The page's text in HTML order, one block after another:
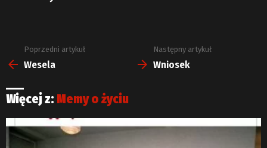
Zobacz
więcej
Poprzedni artykuł
Wesela
Następny artykuł
Wniosek
Więcej z: Memy o życiu